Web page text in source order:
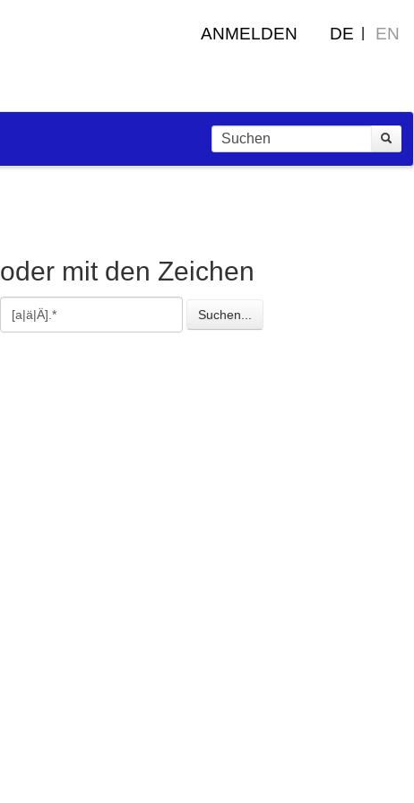
ANMELDEN DE EN
oder mit den Zeichen
Gesuchte
Zeichen
Suchen...